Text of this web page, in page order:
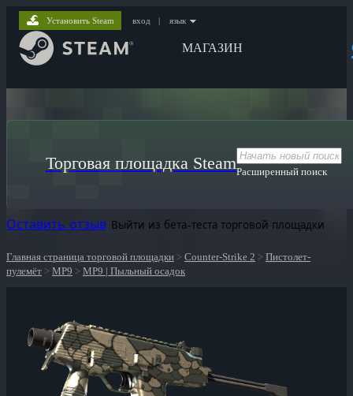
МАГАЗИН
Установить Steam вход | язык
Торговая площадка SteamРасширенный поиск
Оставить отзыв Выйти из бета-теста торговой площадки
Главная страница торговой площадки > Counter-Strike 2 > Пистолет-
пулемёт > MP9 > MP9 | Пыльный осадок